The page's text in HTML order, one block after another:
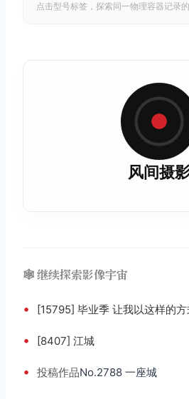
点击型号标签，探索同一物理容器记录的
风间摄
🕸️ 继续探索影像宇宙
• [15795] 毕业季 让我以这样的方
• [8407] 江城
• 投稿作品No.2788 一座城